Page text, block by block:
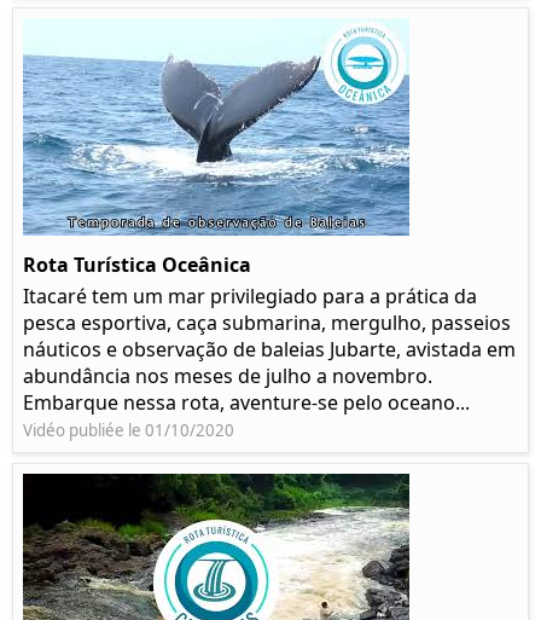
Rota Turística Oceânica
Itacaré tem um mar privilegiado para a prática da
pesca esportiva, caça submarina, mergulho, passeios
náuticos e observação de baleias Jubarte, avistada em
abundância nos meses de julho a novembro.
Embarque nessa rota, aventure-se pelo oceano...
Vidéo publiée le 01/10/2020